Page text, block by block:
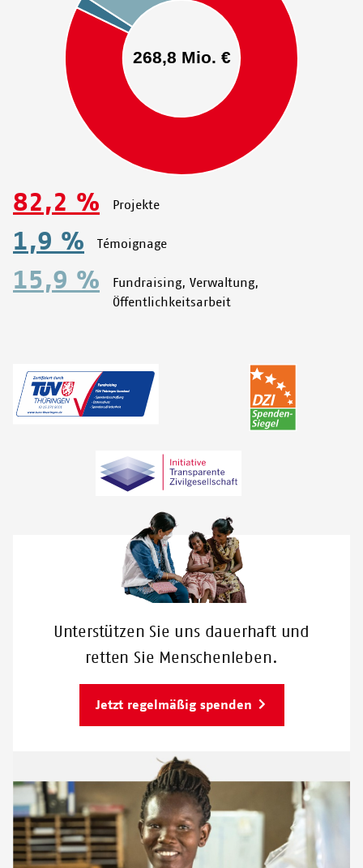
82,2 % Projekte
1,9 % Témoignage
15,9 %
Fundraising, Verwaltung,
Öffentlichkeitsarbeit
Unterstützen Sie uns dauerhaft und
retten Sie Menschenleben.
Jetzt regelmäßig spenden